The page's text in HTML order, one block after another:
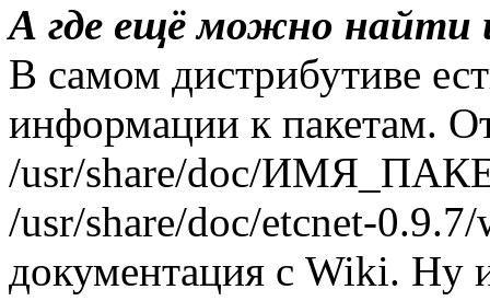
А где ещё можно найти
В самом дистрибутиве
информации к пакетам.
/usr/share/doc/
/usr/share/doc/etcnet-
документация с Wiki. Ну